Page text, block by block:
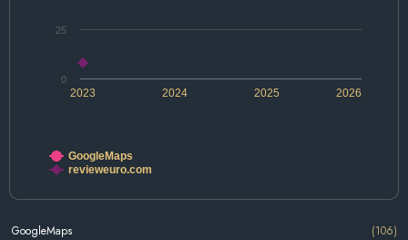
2024 2026
2023 2025
0
25
GoogleMaps
revieweuro.com
GoogleMaps (106)